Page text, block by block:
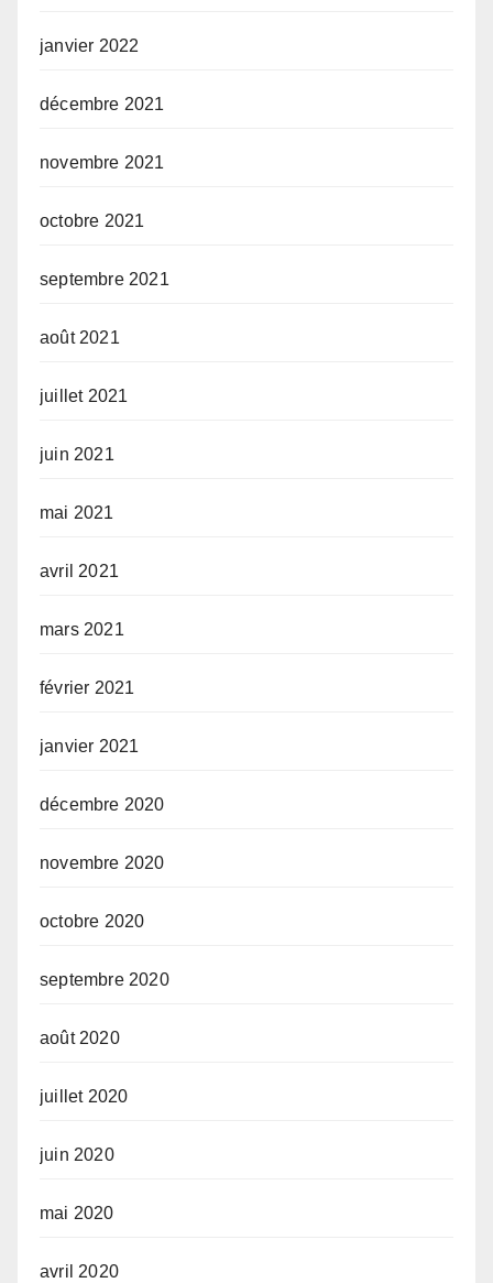
janvier 2022
décembre 2021
novembre 2021
octobre 2021
septembre 2021
août 2021
juillet 2021
juin 2021
mai 2021
avril 2021
mars 2021
février 2021
janvier 2021
décembre 2020
novembre 2020
octobre 2020
septembre 2020
août 2020
juillet 2020
juin 2020
mai 2020
avril 2020